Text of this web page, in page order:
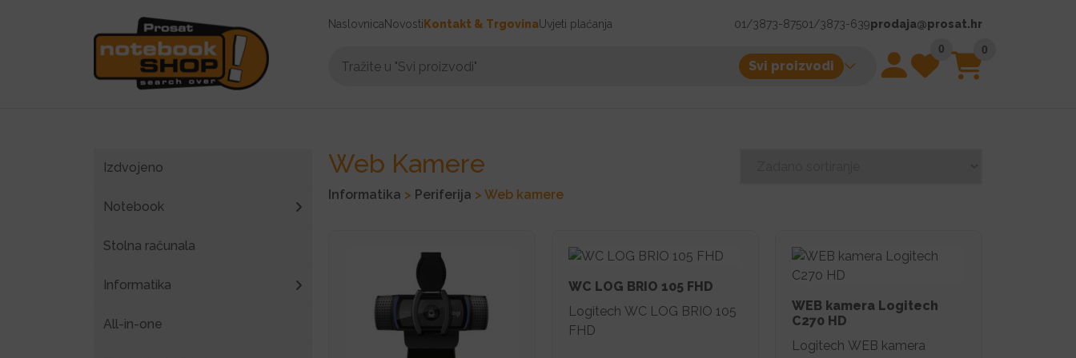
NaslovnicaNovosti Kontakt & TrgovinaUvjeti plaćanja 01/3873-87501/3873-639prodaja@prosat.hr
Svi proizvodi
0 0
Izdvojeno
Notebook
Stolna računala
Informatika
All-in-one
Informatika > Periferija > Web kamere
Web Kamere
WC LOG BRIO 105 FHD
Logitech WC LOG BRIO 105
FHD
WEB kamera Logitech
C270 HD
Logitech WEB kamera